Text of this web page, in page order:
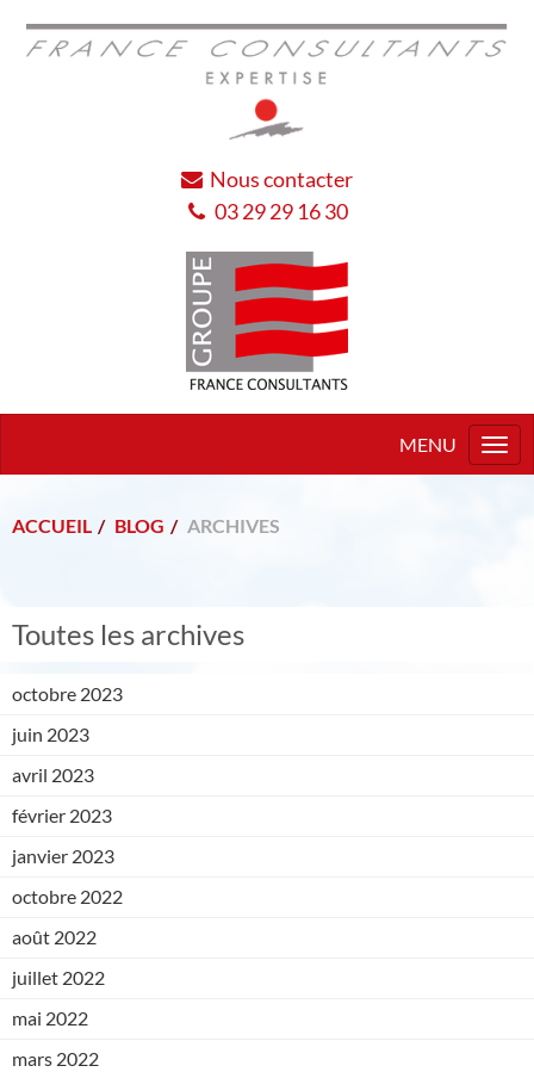
Nous contacter
03 29 29 16 30
ACCUEIL BLOG ARCHIVES
Toutes les archives
octobre 2023
juin 2023
avril 2023
février 2023
janvier 2023
octobre 2022
août 2022
juillet 2022
mai 2022
mars 2022